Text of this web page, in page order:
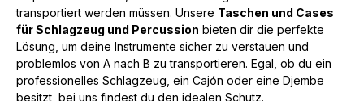
transportiert werden müssen. Unsere Taschen und Cases
für Schlagzeug und Percussion bieten dir die perfekte
Lösung, um deine Instrumente sicher zu verstauen und
problemlos von A nach B zu transportieren. Egal, ob du ein
professionelles Schlagzeug, ein Cajón oder eine Djembe
besitzt, bei uns findest du den idealen Schutz.